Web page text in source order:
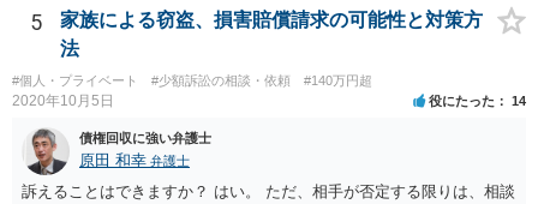
5
家族による窃盗、損害賠償請求の可能性と対策方
法
#個人・プライベート #少額訴訟の相談・依頼 #140万円超
2020年10月5日 役にたった 14
債権回収に強い弁護士
原田 和幸 弁護士
訴えることはできますか？ はい。 ただ、相手が否定する限りは、相談